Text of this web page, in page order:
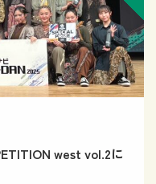
west vol.2に